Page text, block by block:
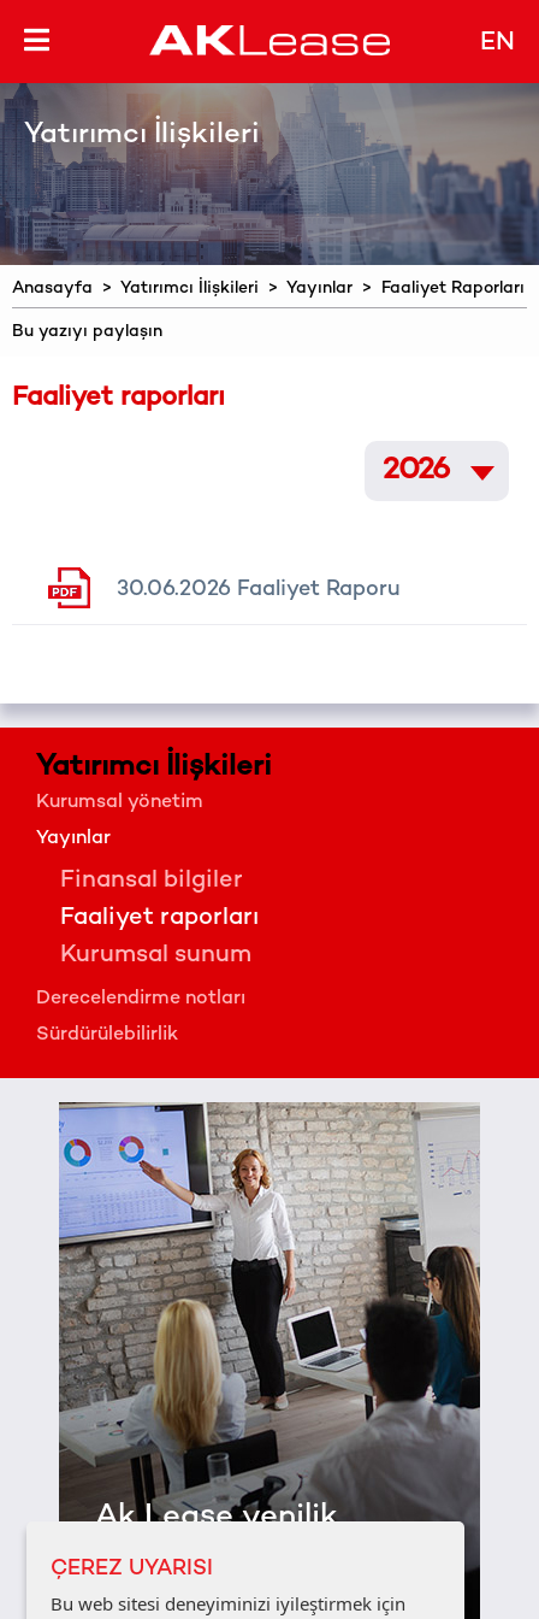
EN
Yatırımcı İlişkileri
Anasayfa > Yatırımcı İlişkileri > Yayınlar > Faaliyet Raporları
Bu yazıyı paylaşın
Faaliyet raporları
2026
30.06.2026 Faaliyet Raporu
Yatırımcı İlişkileri
Kurumsal yönetim
Yayınlar
Finansal bilgiler
Faaliyet raporları
Kurumsal sunum
Derecelendirme notları
Sürdürülebilirlik
Ak Lease yenilik
katar...
ÇEREZ UYARISI
Bu web sitesi deneyiminizi iyileştirmek için